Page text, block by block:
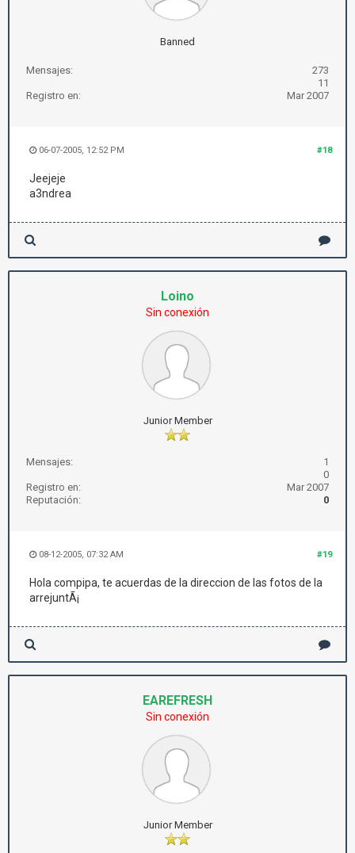
Banned
Mensajes:
273
11
Registro en:
Mar 2007
#18
06-07-2005, 12:52 PM
Jeejeje
a3ndrea
Loino
Sin conexión
Junior Member
Mensajes:
1
0
Registro en:
Mar 2007
Reputación:
0
#19
08-12-2005, 07:32 AM
Hola compipa, te acuerdas de la direccion de las fotos de la
arrejuntÃ¡
EAREFRESH
Sin conexión
Junior Member